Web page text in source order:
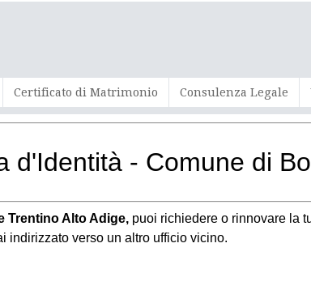
Certificato di Matrimonio Consulenza Legale
d'Identità - Comune di
Trentino Alto Adige, puoi richiedere o rinnovare la
indirizzato verso un altro ufficio vicino.